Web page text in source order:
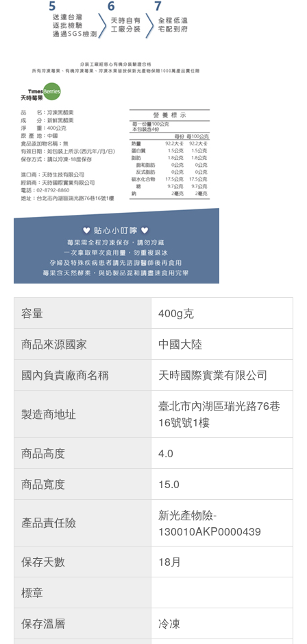
容量
400g克
商品來源國家
中國大陸
國內負責廠商名稱
天時國際實業有限公司
製造商地址
臺北市內湖區瑞光路76巷
16號號1樓
商品高度
4.0
商品寬度
15.0
產品責任險
新光產物險-
130010AKP0000439
保存天數
18月
標章
保存溫層
冷凍